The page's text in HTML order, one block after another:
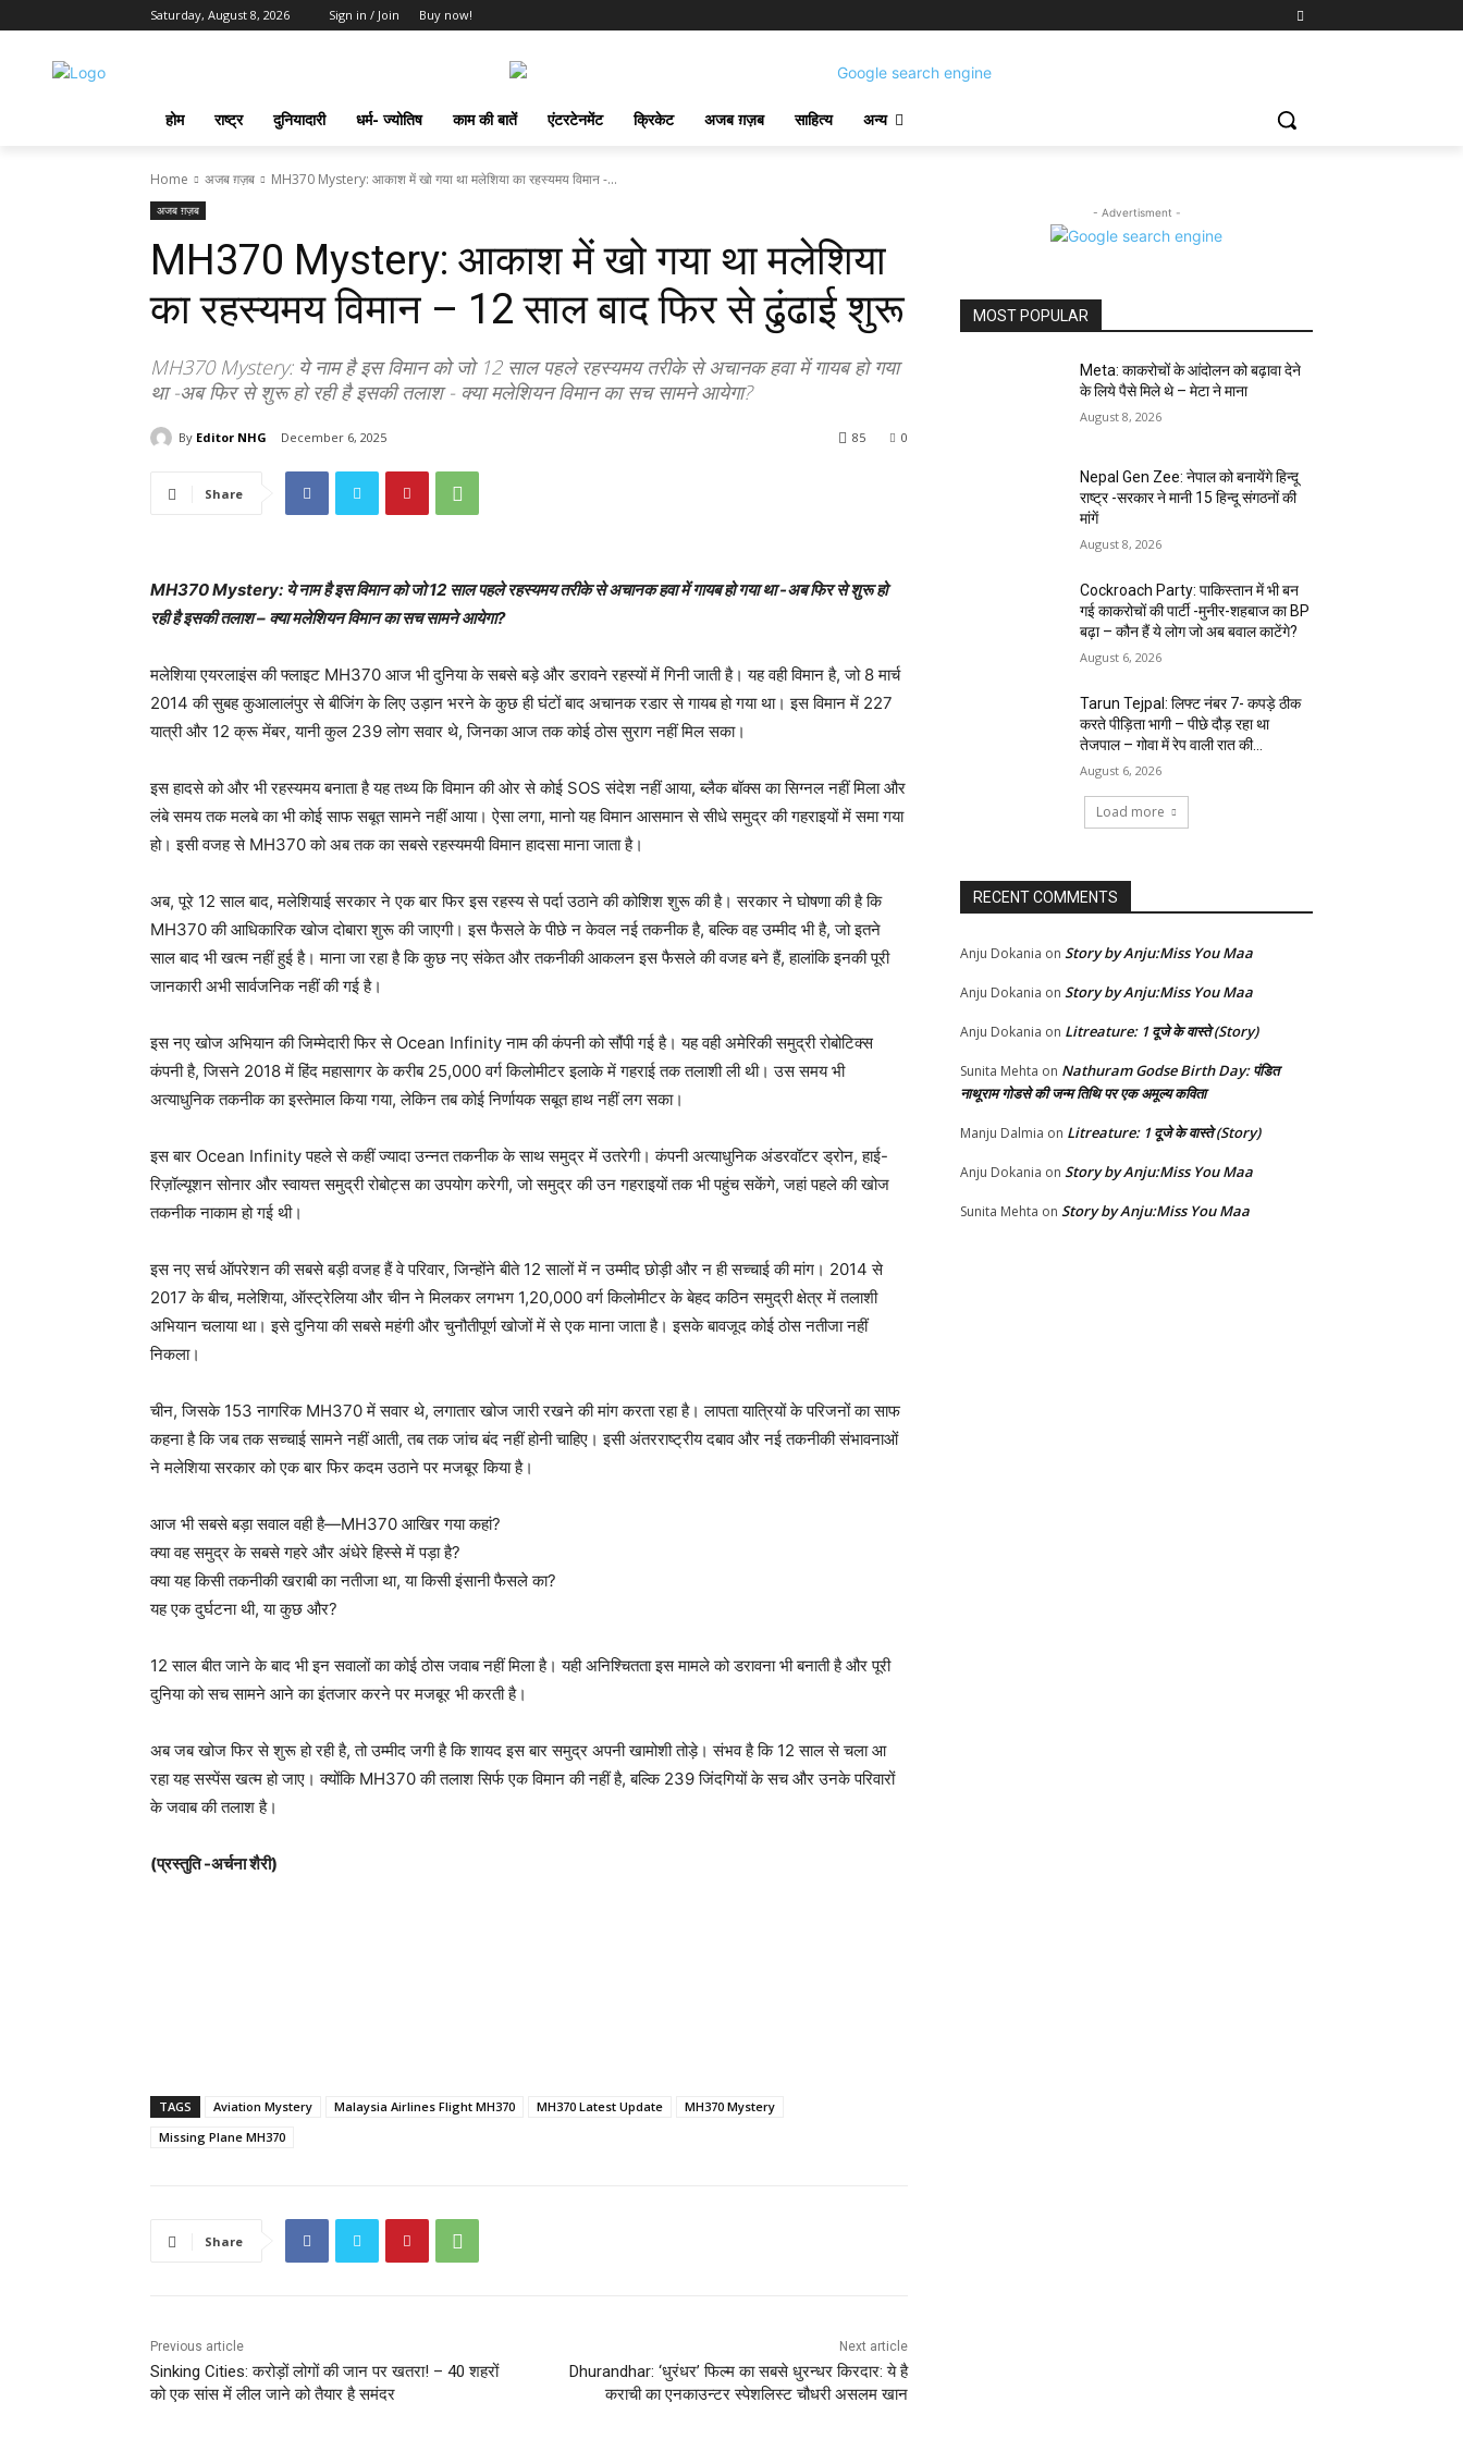
Saturday, August 8, 2026 Sign in / Join Buy now!
होम राष्ट्र दुनियादारी धर्म- ज्योतिष काम की बातें एंटरटेनमेंट क्रिकेट अजब ग़ज़ब साहित्य अन्य
Home अजब ग़ज़ब MH370 Mystery: आकाश में खो गया था मलेशिया का रहस्यमय विमान -...
अजब ग़ज़ब
MH370 Mystery: आकाश में खो गया था मलेशिया
का रहस्यमय विमान – 12 साल बाद फिर से ढुंढाई शुरू
MH370 Mystery: ये नाम है इस विमान को जो 12 साल पहले रहस्यमय तरीके से अचानक हवा में गायब हो गया
था -अब फिर से शुरू हो रही है इसकी तलाश - क्या मलेशियन विमान का सच सामने आयेगा?
By Editor NHG December 6, 2025 0
85
Share
MH370 Mystery: ये नाम है इस विमान को जो 12 साल पहले रहस्यमय तरीके से अचानक हवा में गायब हो गया था -अब फिर से शुरू हो
रही है इसकी तलाश – क्या मलेशियन विमान का सच सामने आयेगा?
मलेशिया एयरलाइंस की फ्लाइट MH370 आज भी दुनिया के सबसे बड़े और डरावने रहस्यों में गिनी जाती है। यह वही विमान है, जो 8 मार्च
2014 की सुबह कुआलालंपुर से बीजिंग के लिए उड़ान भरने के कुछ ही घंटों बाद अचानक रडार से गायब हो गया था। इस विमान में 227
यात्री और 12 क्रू मेंबर, यानी कुल 239 लोग सवार थे, जिनका आज तक कोई ठोस सुराग नहीं मिल सका।
इस हादसे को और भी रहस्यमय बनाता है यह तथ्य कि विमान की ओर से कोई SOS संदेश नहीं आया, ब्लैक बॉक्स का सिग्नल नहीं मिला और
लंबे समय तक मलबे का भी कोई साफ सबूत सामने नहीं आया। ऐसा लगा, मानो यह विमान आसमान से सीधे समुद्र की गहराइयों में समा गया
हो। इसी वजह से MH370 को अब तक का सबसे रहस्यमयी विमान हादसा माना जाता है।
अब, पूरे 12 साल बाद, मलेशियाई सरकार ने एक बार फिर इस रहस्य से पर्दा उठाने की कोशिश शुरू की है। सरकार ने घोषणा की है कि
MH370 की आधिकारिक खोज दोबारा शुरू की जाएगी। इस फैसले के पीछे न केवल नई तकनीक है, बल्कि वह उम्मीद भी है, जो इतने
साल बाद भी खत्म नहीं हुई है। माना जा रहा है कि कुछ नए संकेत और तकनीकी आकलन इस फैसले की वजह बने हैं, हालांकि इनकी पूरी
जानकारी अभी सार्वजनिक नहीं की गई है।
इस नए खोज अभियान की जिम्मेदारी फिर से Ocean Infinity नाम की कंपनी को सौंपी गई है। यह वही अमेरिकी समुद्री रोबोटिक्स
कंपनी है, जिसने 2018 में हिंद महासागर के करीब 25,000 वर्ग किलोमीटर इलाके में गहराई तक तलाशी ली थी। उस समय भी
अत्याधुनिक तकनीक का इस्तेमाल किया गया, लेकिन तब कोई निर्णायक सबूत हाथ नहीं लग सका।
इस बार Ocean Infinity पहले से कहीं ज्यादा उन्नत तकनीक के साथ समुद्र में उतरेगी। कंपनी अत्याधुनिक अंडरवॉटर ड्रोन, हाई-
रिज़ॉल्यूशन सोनार और स्वायत्त समुद्री रोबोट्स का उपयोग करेगी, जो समुद्र की उन गहराइयों तक भी पहुंच सकेंगे, जहां पहले की खोज
तकनीक नाकाम हो गई थी।
इस नए सर्च ऑपरेशन की सबसे बड़ी वजह हैं वे परिवार, जिन्होंने बीते 12 सालों में न उम्मीद छोड़ी और न ही सच्चाई की मांग। 2014 से
2017 के बीच, मलेशिया, ऑस्ट्रेलिया और चीन ने मिलकर लगभग 1,20,000 वर्ग किलोमीटर के बेहद कठिन समुद्री क्षेत्र में तलाशी
अभियान चलाया था। इसे दुनिया की सबसे महंगी और चुनौतीपूर्ण खोजों में से एक माना जाता है। इसके बावजूद कोई ठोस नतीजा नहीं
निकला।
चीन, जिसके 153 नागरिक MH370 में सवार थे, लगातार खोज जारी रखने की मांग करता रहा है। लापता यात्रियों के परिजनों का साफ
कहना है कि जब तक सच्चाई सामने नहीं आती, तब तक जांच बंद नहीं होनी चाहिए। इसी अंतरराष्ट्रीय दबाव और नई तकनीकी संभावनाओं
ने मलेशिया सरकार को एक बार फिर कदम उठाने पर मजबूर किया है।
आज भी सबसे बड़ा सवाल वही है—MH370 आखिर गया कहां?
क्या वह समुद्र के सबसे गहरे और अंधेरे हिस्से में पड़ा है?
क्या यह किसी तकनीकी खराबी का नतीजा था, या किसी इंसानी फैसले का?
यह एक दुर्घटना थी, या कुछ और?
12 साल बीत जाने के बाद भी इन सवालों का कोई ठोस जवाब नहीं मिला है। यही अनिश्चितता इस मामले को डरावना भी बनाती है और पूरी
दुनिया को सच सामने आने का इंतजार करने पर मजबूर भी करती है।
अब जब खोज फिर से शुरू हो रही है, तो उम्मीद जगी है कि शायद इस बार समुद्र अपनी खामोशी तोड़े। संभव है कि 12 साल से चला आ
रहा यह सस्पेंस खत्म हो जाए। क्योंकि MH370 की तलाश सिर्फ एक विमान की नहीं है, बल्कि 239 जिंदगियों के सच और उनके परिवारों
के जवाब की तलाश है।
(प्रस्तुति -अर्चना शैरी)
TAGS Aviation Mystery Malaysia Airlines Flight MH370 MH370 Latest Update
MH370 Mystery
Missing Plane MH370
Share
Previous article
Sinking Cities: करोड़ों लोगों की जान पर खतरा! – 40 शहरों
को एक सांस में लील जाने को तैयार है समंदर
Next article
Dhurandhar: ‘धुरंधर’ फिल्म का सबसे धुरन्धर किरदार: ये है
कराची का एनकाउन्टर स्पेशलिस्ट चौधरी असलम खान
- Advertisment -
MOST POPULAR
Meta: काकरोचों के आंदोलन को बढ़ावा देने
के लिये पैसे मिले थे – मेटा ने माना
August 8, 2026
Nepal Gen Zee: नेपाल को बनायेंगे हिन्दू
राष्ट्र -सरकार ने मानी 15 हिन्दू संगठनों की
मांगें
August 8, 2026
Cockroach Party: पाकिस्तान में भी बन
गई काकरोचों की पार्टी -मुनीर-शहबाज का BP
बढ़ा – कौन हैं ये लोग जो अब बवाल काटेंगे?
August 6, 2026
Tarun Tejpal: लिफ्ट नंबर 7- कपड़े ठीक
करते पीड़िता भागी – पीछे दौड़ रहा था
तेजपाल – गोवा में रेप वाली रात की...
August 6, 2026
Load more
RECENT COMMENTS
Anju Dokania on Story by Anju:Miss You Maa
Anju Dokania on Story by Anju:Miss You Maa
Anju Dokania on Litreature: 1 दूजे के वास्ते (Story)
Sunita Mehta on Nathuram Godse Birth Day: पंडित
नाथूराम गोडसे की जन्म तिथि पर एक अमूल्य कविता
Manju Dalmia on Litreature: 1 दूजे के वास्ते (Story)
Anju Dokania on Story by Anju:Miss You Maa
Sunita Mehta on Story by Anju:Miss You Maa